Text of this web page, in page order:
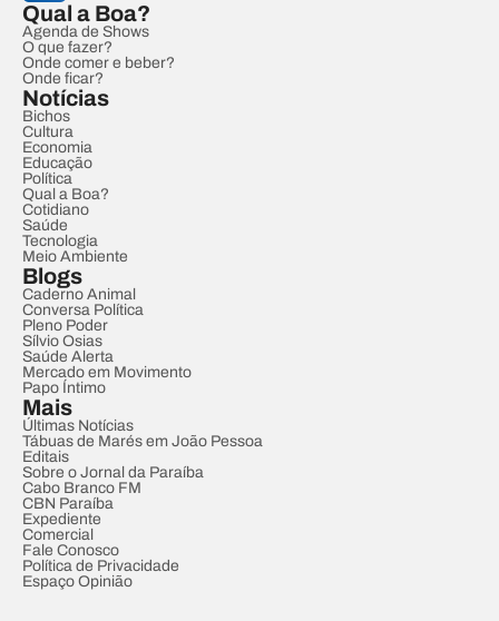
Qual a Boa?
Agenda de Shows
O que fazer?
Onde comer e beber?
Onde ficar?
Notícias
Bichos
Cultura
Economia
Educação
Política
Qual a Boa?
Cotidiano
Saúde
Tecnologia
Meio Ambiente
Blogs
Caderno Animal
Conversa Política
Pleno Poder
Sílvio Osias
Saúde Alerta
Mercado em Movimento
Papo Íntimo
Mais
Últimas Notícias
Tábuas de Marés em João Pessoa
Editais
Sobre o Jornal da Paraíba
Cabo Branco FM
CBN Paraíba
Expediente
Comercial
Fale Conosco
Política de Privacidade
Espaço Opinião